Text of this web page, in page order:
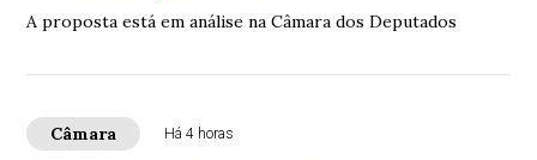
A proposta está em análise na Câmara dos Deputados
Câmara Há 4 horas